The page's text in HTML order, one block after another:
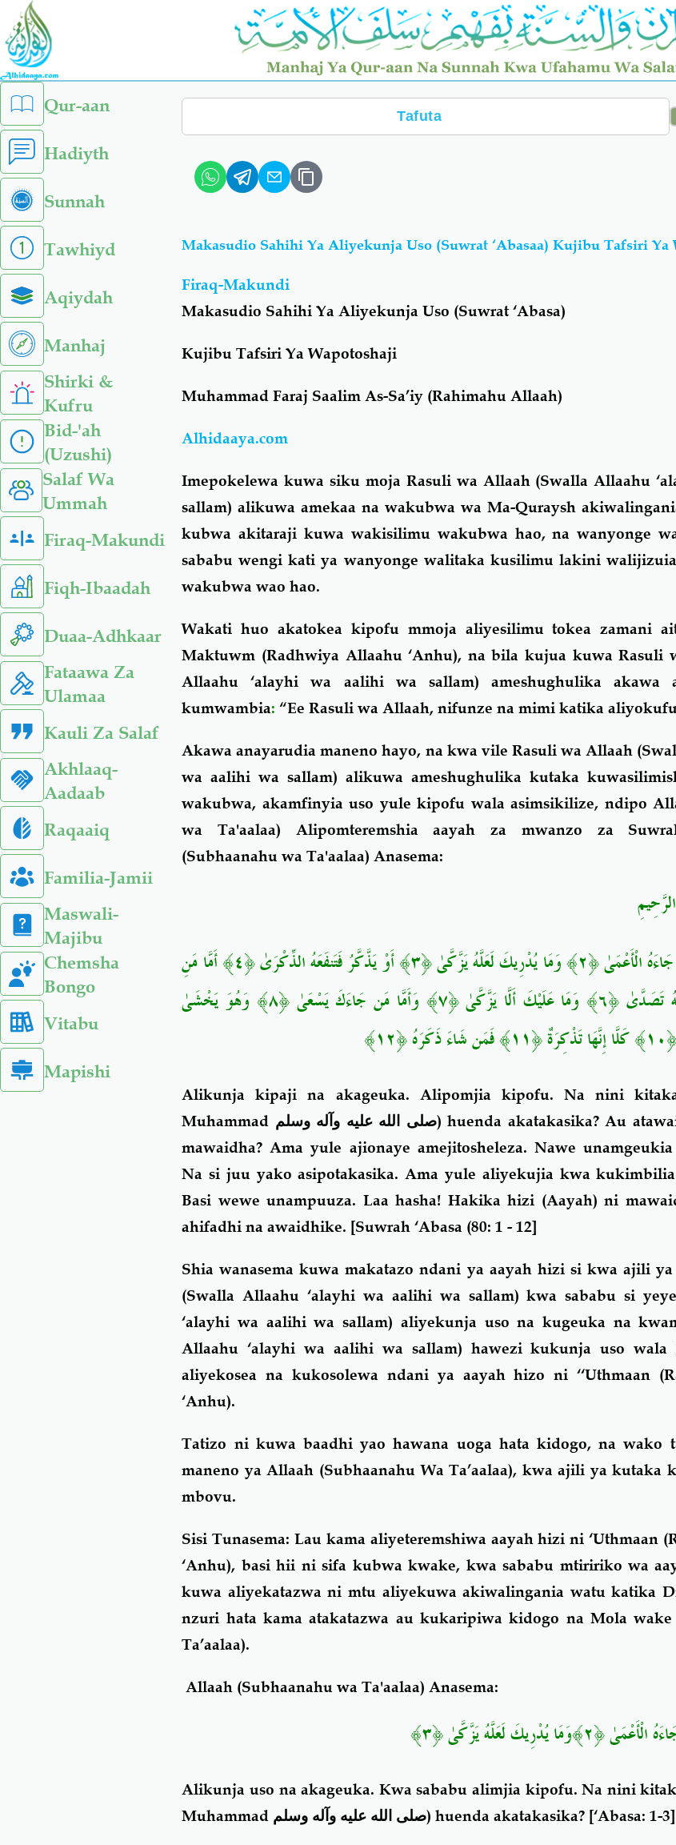
Skip
main
content
left
sidebar
menu
Qur-aan
Hadiyth
Sunnah
Tawhiyd
Aqiydah
Manhaj
Shirki &
Kufru
Bid-'ah
(Uzushi)
Salaf Wa
Ummah
Firaq-Makundi
Fiqh-Ibaadah
Duaa-Adhkaar
Fataawa Za
Ulamaa
Kauli Za Salaf
Akhlaaq-
Aadaab
Raqaaiq
Familia-Jamii
Maswali-
Majibu
Chemsha
Bongo
Vitabu
Mapishi
Search
Makasudio Sahihi Ya Aliyekunja Uso (Suwrat ‘Abasaa) Kujibu Tafsiri Ya
Firaq-Makundi
Makasudio Sahihi Ya Aliyekunja Uso (Suwrat ‘Abasa)
Kujibu Tafsiri Ya Wapotoshaji
Muhammad Faraj Saalim As-Sa’iy (Rahimahu Allaah)
Alhidaaya.com
Imepokelewa kuwa siku moja Rasuli wa Allaah (Swalla Allaahu
sallam) alikuwa amekaa na wakubwa wa Ma-Quraysh
kubwa akitaraji kuwa wakisilimu wakubwa hao, na wanyonge
sababu wengi kati ya wanyonge walitaka kusilimu lakini
wakubwa wao hao.
Wakati huo akatokea kipofu mmoja aliyesilimu tokea zamani
Maktuwm (Radhwiya Allaahu ‘Anhu), na bila kujua kuwa Rasuli
Allaahu ‘alayhi wa aalihi wa sallam) ameshughulika akawa
kumwambia: “Ee Rasuli wa Allaah, nifunze na mimi katika
Akawa anayarudia maneno hayo, na kwa vile Rasuli wa Allaah
wa aalihi wa sallam) alikuwa ameshughulika kutaka
wakubwa, akamfinyia uso yule kipofu wala asimsikilize, ndipo
wa Ta'aalaa) Alipomteremshia aayah za mwanzo za
(Subhaanahu wa Ta'aalaa) Anasema:
أَن جَاءَهُ الْأَعْمَىٰ ﴿٢﴾ وَمَا يُدْرِيكَ لَعَلَّهُ يَزَّكَّىٰ ﴿٣﴾ أَوْ يَذَّكَّرُ فَتَنفَعَهُ الذِّكْرَىٰ ﴿٤﴾ أَمَّا مَنِ
اسْتَغْنَىٰ ﴿٥﴾ فَأَنتَ لَهُ تَصَدَّىٰ ﴿٦﴾ وَمَا عَلَيْكَ أَلَّا يَزَّكَّىٰ ﴿٧﴾ وَأَمَّا مَن جَاءَكَ يَسْعَىٰ ﴿٨﴾ وَهُوَ يَخْشَىٰ
Alikunja kipaji na akageuka. Alipomjia kipofu. Na nini
Muhammad صلى الله عليه وآله وسلم) huenda akatakasika? Au
mawaidha? Ama yule ajionaye amejitosheleza. Nawe
Na si juu yako asipotakasika. Ama yule aliyekujia kwa
Basi wewe unampuuza. Laa hasha! Hakika hizi (Aayah) ni
ahifadhi na awaidhike. [Suwrah ‘Abasa (80: 1 - 12]
Shia wanasema kuwa makatazo ndani ya aayah hizi si kwa ajili
(Swalla Allaahu ‘alayhi wa aalihi wa sallam) kwa sababu si
‘alayhi wa aalihi wa sallam) aliyekunja uso na kugeuka na
Allaahu ‘alayhi wa aalihi wa sallam) hawezi kukunja uso wala
aliyekosea na kukosolewa ndani ya aayah hizo ni ‘‘Uthmaan
‘Anhu).
Tatizo ni kuwa baadhi yao hawana uoga hata kidogo, na wako
maneno ya Allaah (Subhaanahu Wa Ta’aalaa), kwa ajili ya kutaka
mbovu.
Sisi Tunasema:Lau kama aliyeteremshiwa aayah hizi ni ‘Uthmaan
‘Anhu), basi hii ni sifa kubwa kwake, kwa sababu mtiririko wa
kuwa aliyekatazwa ni mtu aliyekuwa akiwalingania watu katika
nzuri hata kama atakatazwa au kukaripiwa kidogo na Mola wake
Ta’aalaa).
Allaah (Subhaanahu wa Ta'aalaa) Anasema:
Alikunja uso na akageuka. Kwa sababu alimjia kipofu. Na nini
Muhammad صلى الله عليه وآله وسلم) huenda akatakasika? [‘Abasa: 1-3]